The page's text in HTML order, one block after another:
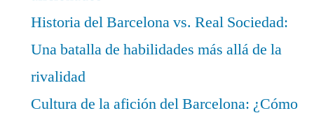
Historia del Barcelona vs. Real Sociedad:
Una batalla de habilidades más allá de la
rivalidad
Cultura de la afición del Barcelona: ¿Cómo